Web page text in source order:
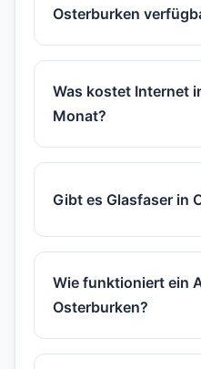
Osterburken
Was kostet Internet
Monat?
Gibt es Glasfaser in
Wie funktioniert ein
Osterburken?